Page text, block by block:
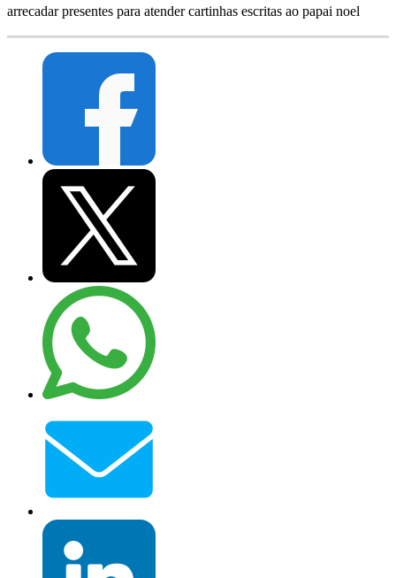
arrecadar presentes para atender cartinhas escritas ao papai noel